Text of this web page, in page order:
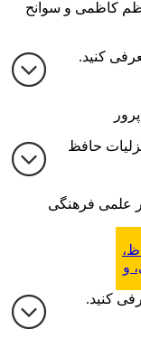
کاظمی و سوانح
حافظ
علمی فرهنگی
و